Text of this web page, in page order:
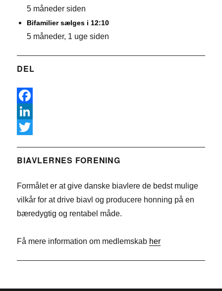
5 måneder siden
Bifamilier sælges i 12:10
5 måneder, 1 uge siden
DEL
F
a
e
o
L
n
e
n
w
t
r
BIAVLERNES FORENING
Formålet er at give danske biavlere de bedst mulige
vilkår for at drive biavl og producere honning på en
bæredygtig og rentabel måde.
Få mere information om medlemskab her